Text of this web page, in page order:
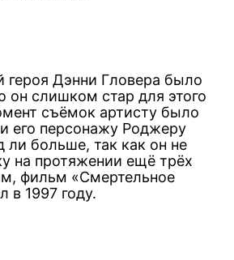
Дэнни Гловера было
он слишком стар для этого
съёмок артисту было
его персонажу Роджеру
больше, так как он не
на протяжении ещё трёх
фильм «Смертельное
в 1997 году.